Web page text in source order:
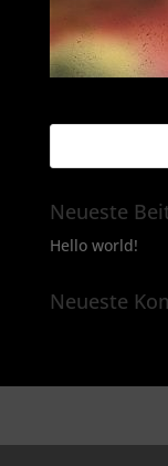
Neueste
Hello world!
Neueste